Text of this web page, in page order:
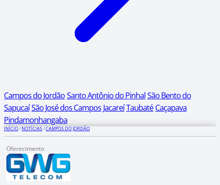
Campos do JordãoSanto Antônio do PinhalSão Bento do
SapucaíSão José dos Campos JacareíTaubaté Caçapava
Pindamonhangaba
INÍCIO/NOTÍCIAS/CAMPOS DO JORDÃO
Oferecimento